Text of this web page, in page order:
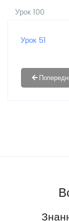
Урок 100
Урок 51